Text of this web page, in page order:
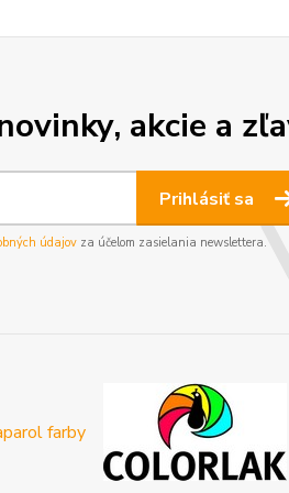
akcie a
Prihlásiť sa
údajov za účelom zasielania newslettera.